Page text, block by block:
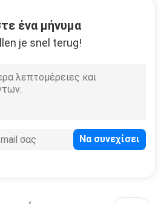
ένα μήνυμα
je snel terug!